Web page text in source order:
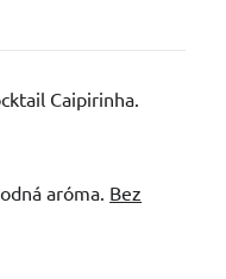
Caipirinha.
aróma. Bez